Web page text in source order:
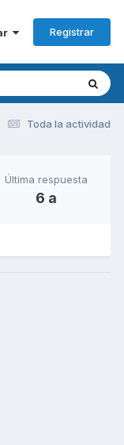
Registrar
Toda la actividad
Última respuesta
6 a